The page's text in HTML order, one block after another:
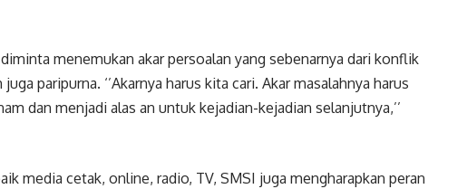
menemukan akar persoalan yang sebenarnya dari konflik
paripurna. ‘’Akarnya harus kita cari. Akar masalahnya harus
dan menjadi alas an untuk kejadian-kejadian selanjutnya,’’
media cetak, online, radio, TV, SMSI juga mengharapkan peran